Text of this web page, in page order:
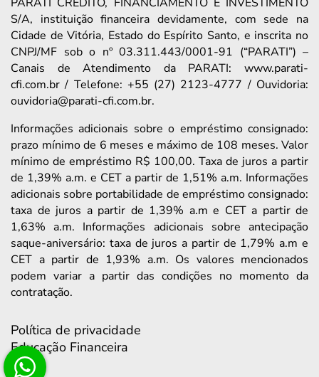
S/A, instituição financeira devidamente, com sede na
Cidade de Vitória, Estado do Espírito Santo, e inscrita no
CNPJ/MF sob o nº 03.311.443/0001-91 (“PARATI”) –
Canais de Atendimento da PARATI: www.parati-
cfi.com.br / Telefone: +55 (27) 2123-4777 / Ouvidoria:
ouvidoria@parati-cfi.com.br.
Informações adicionais sobre o empréstimo consignado:
prazo mínimo de 6 meses e máximo de 108 meses. Valor
mínimo de empréstimo R$ 100,00. Taxa de juros a partir
de 1,39% a.m. e CET a partir de 1,51% a.m. Informações
adicionais sobre portabilidade de empréstimo consignado:
taxa de juros a partir de 1,39% a.m e CET a partir de
1,63% a.m. Informações adicionais sobre antecipação
saque-aniversário: taxa de juros a partir de 1,79% a.m e
CET a partir de 1,93% a.m. Os valores mencionados
podem variar a partir das condições no momento da
contratação.
Política de privacidade
Educação Financeira